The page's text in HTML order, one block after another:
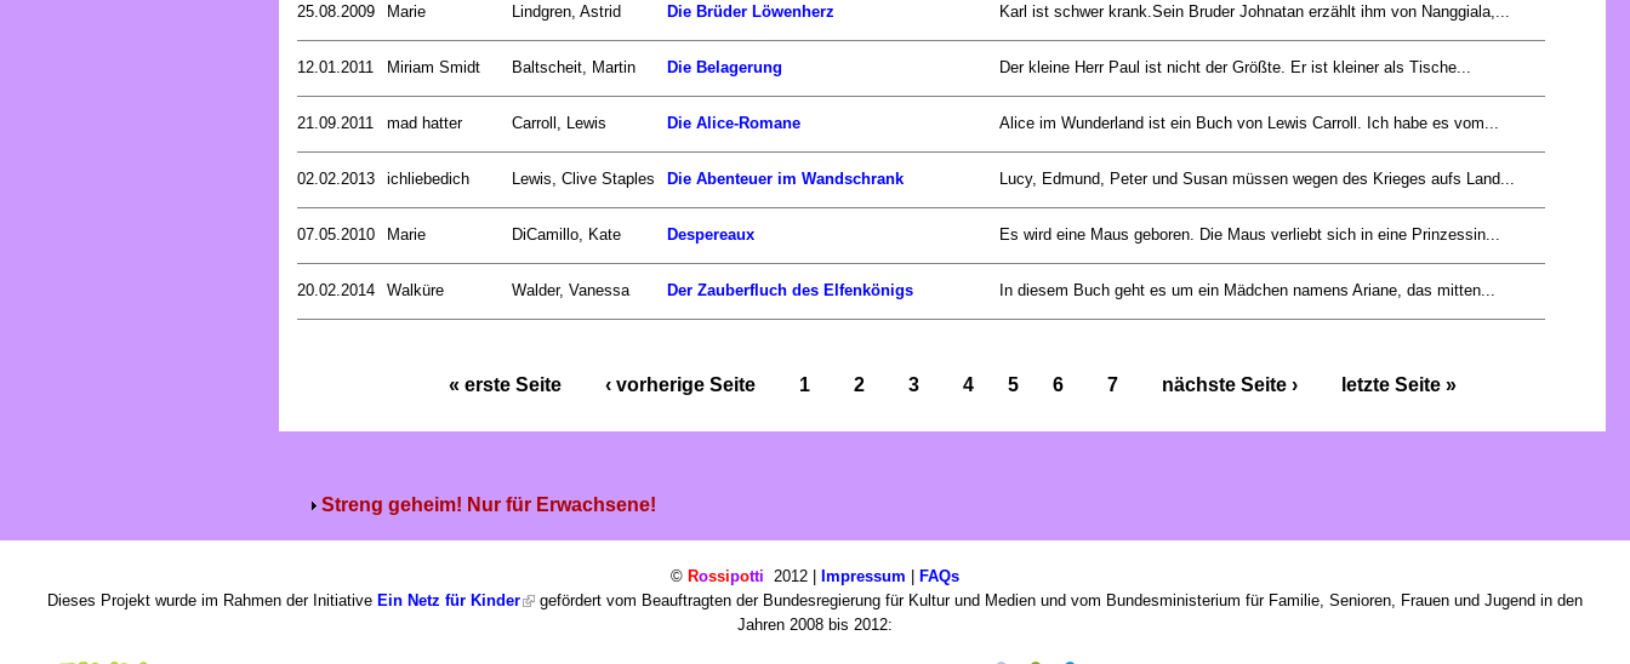
25.08.2009 Marie Lindgren, Astrid Die Brüder Löwenherz Karl ist schwer krank.Sein Bruder Johnatan erzählt ihm von Nanggiala,...
12.01.2011 Miriam Smidt Baltscheit, Martin Die Belagerung Der kleine Herr Paul ist nicht der Größte. Er ist kleiner als Tische...
21.09.2011 mad hatter Carroll, Lewis Die Alice-Romane Alice im Wunderland ist ein Buch von Lewis Carroll. Ich habe es vom...
02.02.2013 ichliebedich Lewis, Clive Staples Die Abenteuer im Wandschrank Lucy, Edmund, Peter und Susan müssen wegen des Krieges aufs Land...
07.05.2010 Marie DiCamillo, Kate Despereaux Es wird eine Maus geboren. Die Maus verliebt sich in eine Prinzessin...
20.02.2014 Walküre Walder, Vanessa Der Zauberfluch des Elfenkönigs In diesem Buch geht es um ein Mädchen namens Ariane, das mitten...
« erste Seite ‹ vorherige Seite 1 2 3 4 5 6 7 nächste Seite › letzte Seite »
Streng geheim! Nur für Erwachsene!
© Rossipotti 2012 | Impressum | FAQs
Dieses Projekt wurde im Rahmen der Initiative Ein Netz für Kinder
gefördert vom Beauftragten der Bundesregierung für Kultur und Medien und vom Bundesministerium für Familie, Senioren, Frauen und Jugend in den
Jahren 2008 bis 2012: